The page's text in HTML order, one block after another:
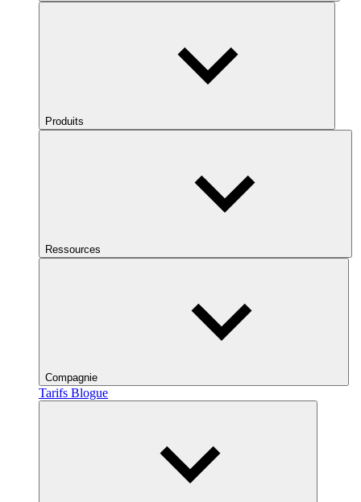
Produits
Ressources
Compagnie
Tarifs Blogue